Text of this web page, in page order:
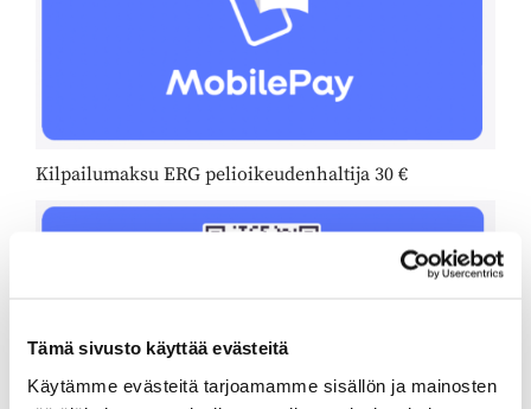
Tämä sivusto käyttää evästeitä
Käytämme evästeitä tarjoamamme sisällön ja mainosten
Kilpailumaksu ERG pelioikeudenhaltija 30 €